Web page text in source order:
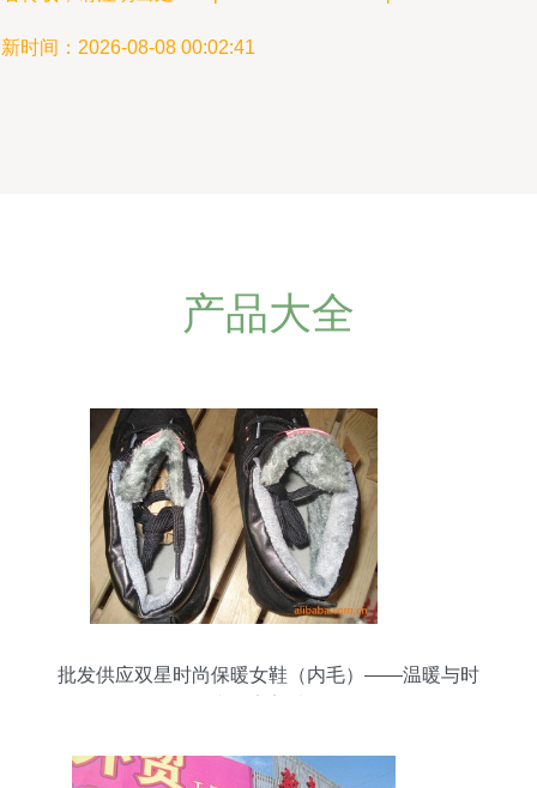
时间：2026-08-08 00:02:41
产品大全
批发供应双星时尚保暖女鞋（内毛）——温暖与时